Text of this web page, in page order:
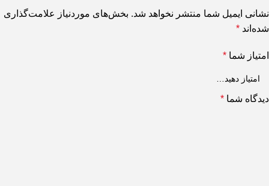
نشانی ایمیل شما منتشر نخواهد شد. بخش‌های موردنیاز علامت‌گذاری
شده‌اند *
امتیاز شما *
دیدگاه شما *